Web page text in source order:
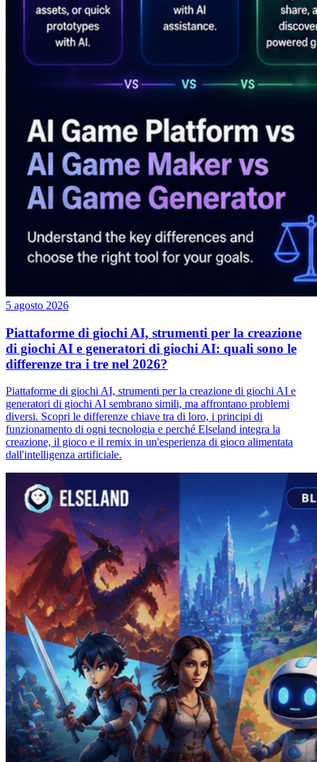
5 agosto 2026
Piattaforme di giochi AI, strumenti per la creazione
di giochi AI e generatori di giochi AI: quali sono le
differenze tra i tre nel 2026?
Piattaforme di giochi AI, strumenti per la creazione di giochi AI e
generatori di giochi AI sembrano simili, ma affrontano problemi
diversi. Scopri le differenze chiave tra di loro, i principi di
funzionamento di ogni tecnologia e perché Elseland integra la
creazione, il gioco e il remix in un'esperienza di gioco alimentata
dall'intelligenza artificiale.